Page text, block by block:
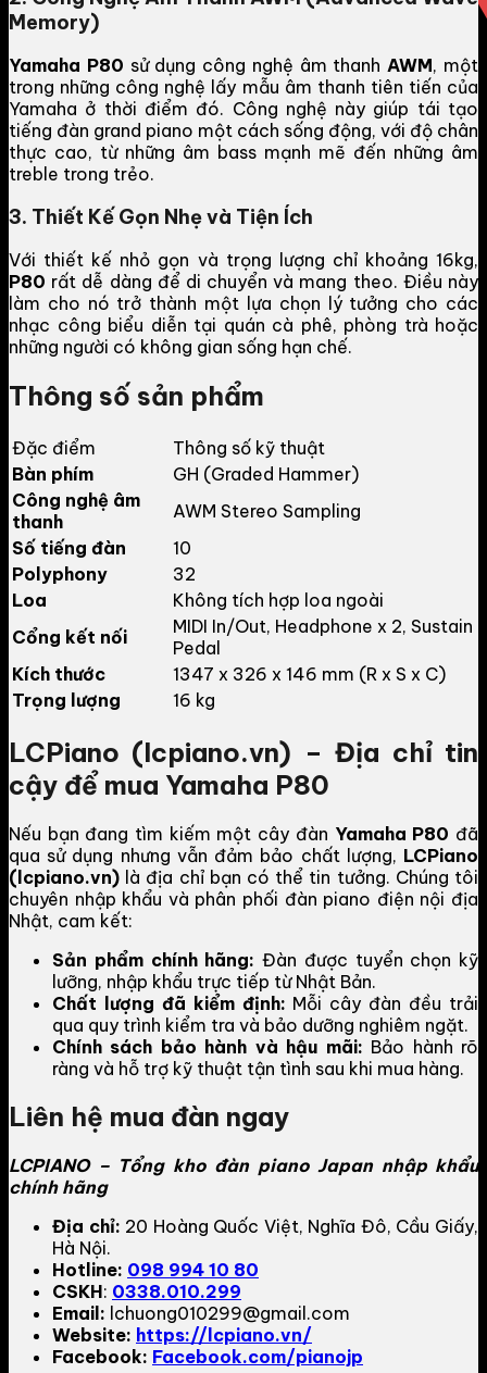
Memory)
Yamaha P80 sử dụng công nghệ âm thanh AWM, một
trong những công nghệ lấy mẫu âm thanh tiên tiến của
Yamaha ở thời điểm đó. Công nghệ này giúp tái tạo
tiếng đàn grand piano một cách sống động, với độ chân
thực cao, từ những âm bass mạnh mẽ đến những âm
treble trong trẻo.
3. Thiết Kế Gọn Nhẹ và Tiện Ích
Với thiết kế nhỏ gọn và trọng lượng chỉ khoảng 16kg,
P80 rất dễ dàng để di chuyển và mang theo. Điều này
làm cho nó trở thành một lựa chọn lý tưởng cho các
nhạc công biểu diễn tại quán cà phê, phòng trà hoặc
những người có không gian sống hạn chế.
Thông số sản phẩm
Đặc điểm
Thông số kỹ thuật
Bàn phím
GH (Graded Hammer)
Công nghệ âm
thanh
AWM Stereo Sampling
Số tiếng đàn
10
Polyphony
32
Loa
Không tích hợp loa ngoài
Cổng kết nối
MIDI In/Out, Headphone x 2, Sustain
Pedal
Kích thước
1347 x 326 x 146 mm (R x S x C)
Trọng lượng
16 kg
LCPiano (lcpiano.vn) – Địa chỉ tin
cậy để mua Yamaha P80
Nếu bạn đang tìm kiếm một cây đàn Yamaha P80 đã
qua sử dụng nhưng vẫn đảm bảo chất lượng, LCPiano
(lcpiano.vn) là địa chỉ bạn có thể tin tưởng. Chúng tôi
chuyên nhập khẩu và phân phối đàn piano điện nội địa
Nhật, cam kết:
Sản phẩm chính hãng: Đàn được tuyển chọn kỹ
lưỡng, nhập khẩu trực tiếp từ Nhật Bản.
Chất lượng đã kiểm định: Mỗi cây đàn đều trải
qua quy trình kiểm tra và bảo dưỡng nghiêm ngặt.
Chính sách bảo hành và hậu mãi: Bảo hành rõ
ràng và hỗ trợ kỹ thuật tận tình sau khi mua hàng.
Liên hệ mua đàn ngay
LCPIANO – Tổng kho đàn piano Japan nhập khẩu
chính hãng
Địa chỉ: 20 Hoàng Quốc Việt, Nghĩa Đô, Cầu Giấy,
Hà Nội.
Hotline: 098 994 10 80
CSKH: 0338.010.299
Email: lchuong010299@gmail.com
Website: https://lcpiano.vn/
Facebook: Facebook.com/pianojp